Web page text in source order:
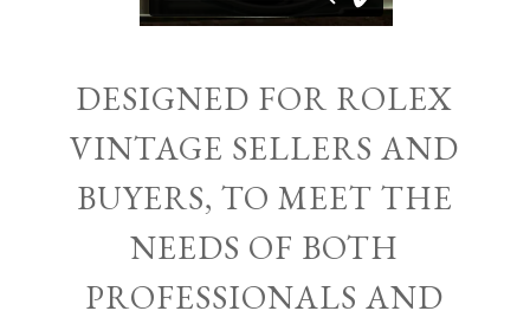
DESIGNED FOR ROLEX
VINTAGE SELLERS AND
BUYERS, TO MEET THE
NEEDS OF BOTH
PROFESSIONALS AND